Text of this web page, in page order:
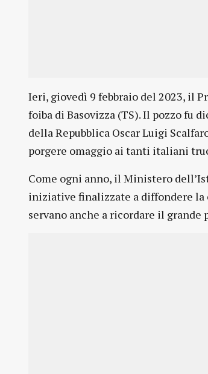
Ieri, giovedì 9 febbraio del 2023, il
foiba di Basovizza (TS). Il pozzo fu
della Repubblica Oscar Luigi
porgere omaggio ai tanti italiani
Come ogni anno, il Ministero
iniziative finalizzate a diffondere la
servano anche a ricordare il